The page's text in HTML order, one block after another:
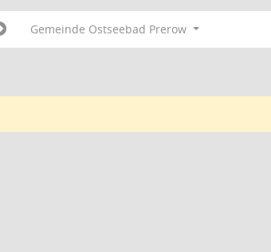
Gemeinde Ostseebad Prerow